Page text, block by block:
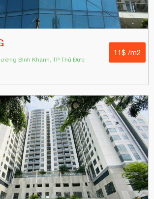
Bình Khánh, TP Thủ Đức
11$ /m2